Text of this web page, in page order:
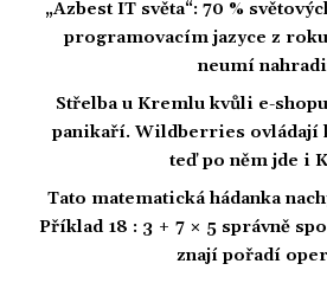
„Azbest IT světa“: 70 %
programovacím jazyce z
neumí
Střelba u Kremlu kvůli e-
panikaří. Wildberries ovládají
teď po něm jde i
Tato matematická hádanka
Příklad 18 : 3 + 7 × 5 správně
znají pořadí